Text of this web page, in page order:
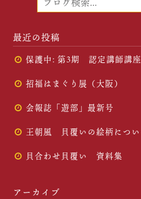
最近の投稿
保護中: 第3期 認定講師講座
招福はまぐり展（大阪）
会報誌「遊部」最新号
王朝風 貝覆いの絵柄につい
貝合わせ貝覆い 資料集
アーカイブ